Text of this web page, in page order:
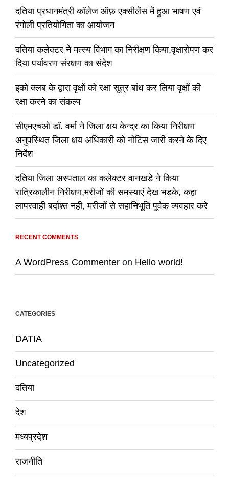
दतिया प्रधानमंत्री कॉलेज ऑफ़ एक्सीलेंस में हुआ भाषण एवं
रंगोली प्रतियोगिता का आयोजन
दतिया कलेक्टर ने मत्स्य विभाग का निरीक्षण किया,वृक्षारोपण कर
दिया पर्यावरण संरक्षण का संदेश
इको क्लब के द्वारा वृक्षों को रक्षा सूत्र बांध कर लिया वृक्षों की
रक्षा करने का संकल्प
सीएमएचओ डॉ. वर्मा ने जिला क्षय केन्द्र का किया निरीक्षण
अनुपस्थित जिला क्षय अधिकारी को नोटिस जारी करने के दिए
निर्देश
दतिया जिला अस्पताल का कलेक्टर वानखडे ने किया
रात्रिकालीन निरीक्षण,मरीजों की समस्याएं देख भड़के, कहा
लापरवाही बर्दाश्त नही, मरीजों से सहानिभूति पूर्वक व्यवहार करे
RECENT COMMENTS
A WordPress Commenter on Hello world!
CATEGORIES
DATIA
Uncategorized
दतिया
देश
मध्यप्रदेश
राजनीति